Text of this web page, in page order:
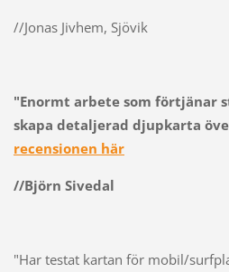
//Jonas Jivhem, Sjövik
"Enormt arbete som förtjänar
skapa detaljerad djupkarta
recensionen här
//Björn Sivedal
"Har testat kartan för mobil/